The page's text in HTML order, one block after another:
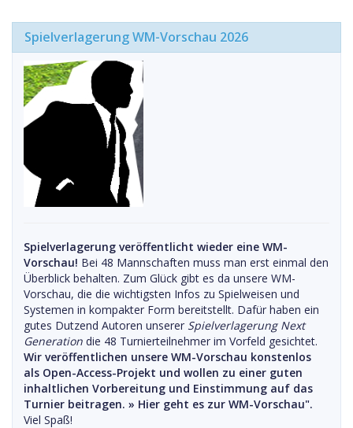
Spielverlagerung WM-Vorschau 2026
Spielverlagerung veröffentlicht wieder eine WM-
Vorschau! Bei 48 Mannschaften muss man erst einmal den
Überblick behalten. Zum Glück gibt es da unsere WM-
Vorschau, die die wichtigsten Infos zu Spielweisen und
Systemen in kompakter Form bereitstellt. Dafür haben ein
gutes Dutzend Autoren unserer Spielverlagerung Next
Generation die 48 Turnierteilnehmer im Vorfeld gesichtet.
Wir veröffentlichen unsere WM-Vorschau konstenlos
als Open-Access-Projekt und wollen zu einer guten
inhaltlichen Vorbereitung und Einstimmung auf das
Turnier beitragen. » Hier geht es zur WM-Vorschau".
Viel Spaß!